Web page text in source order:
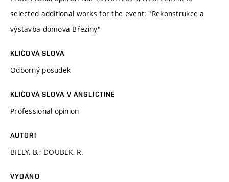
selected additional works for the event: "Rekonstrukce a
výstavba domova Březiny"
KLÍČOVÁ SLOVA
Odborný posudek
KLÍČOVÁ SLOVA V ANGLIČTINĚ
Professional opinion
AUTOŘI
BIELY, B.; DOUBEK, R.
VYDÁNO